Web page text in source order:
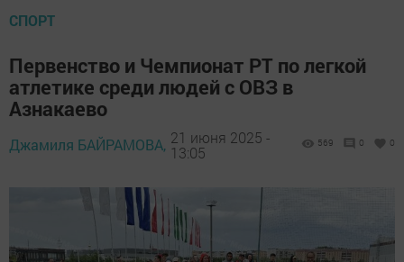
СПОРТ
Первенство и Чемпионат РТ по легкой
атлетике среди людей с ОВЗ в
Азнакаево
Джамиля БАЙРАМОВА, 21 июня 2025 -
13:05
569 0 0